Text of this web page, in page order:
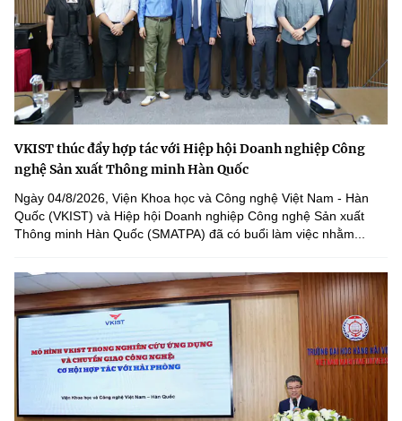
VKIST thúc đẩy hợp tác với Hiệp hội Doanh nghiệp Công
nghệ Sản xuất Thông minh Hàn Quốc
Ngày 04/8/2026, Viện Khoa học và Công nghệ Việt Nam - Hàn
Quốc (VKIST) và Hiệp hội Doanh nghiệp Công nghệ Sản xuất
Thông minh Hàn Quốc (SMATPA) đã có buổi làm việc nhằm...